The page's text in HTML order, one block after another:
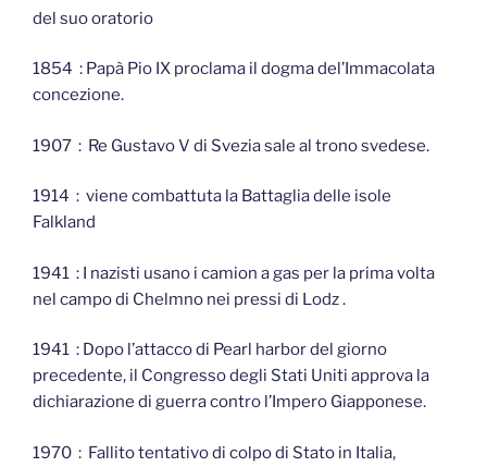
del suo oratorio
1854 : Papà Pio IX proclama il dogma del’Immacolata
concezione.
1907 : Re Gustavo V di Svezia sale al trono svedese.
1914 : viene combattuta la Battaglia delle isole
Falkland
1941 : I nazisti usano i camion a gas per la prima volta
nel campo di Chelmno nei pressi di Lodz .
1941 : Dopo l’attacco di Pearl harbor del giorno
precedente, il Congresso degli Stati Uniti approva la
dichiarazione di guerra contro l’Impero Giapponese.
1970 : Fallito tentativo di colpo di Stato in Italia,